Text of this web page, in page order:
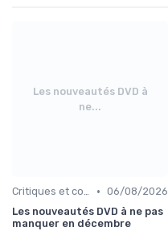
Les nouveautés DVD à
ne...
Critiques et coups de cœur • 06/08/2026
Les nouveautés DVD à ne pas
manquer en décembre